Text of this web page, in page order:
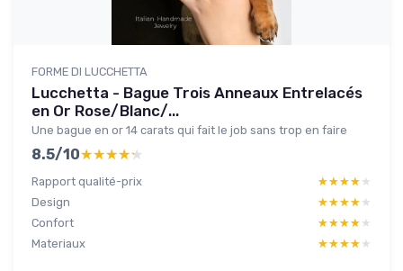
FORME DI LUCCHETTA
Lucchetta - Bague Trois Anneaux Entrelacés
en Or Rose/Blanc/...
Une bague en or 14 carats qui fait le job sans trop en faire
8.5/10★★★★★
★★★★★
Rapport qualité-prix ★★★★★
★★★★★
Design
★★★★★
★★★★★
Confort
★★★★★
★★★★★
Materiaux
★★★★★
★★★★★